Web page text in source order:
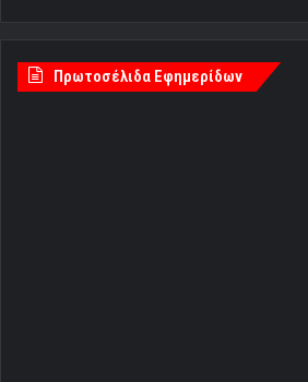
Πρωτοσέλιδα Εφημερίδων